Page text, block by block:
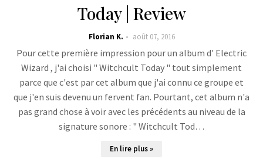
Today | Review
Florian K. août 07, 2016
Pour cette première impression pour un album d' Electric
Wizard , j'ai choisi " Witchcult Today " tout simplement
parce que c'est par cet album que j'ai connu ce groupe et
que j'en suis devenu un fervent fan. Pourtant, cet album n'a
pas grand chose à voir avec les précédents au niveau de la
signature sonore : " Witchcult Tod…
En lire plus »